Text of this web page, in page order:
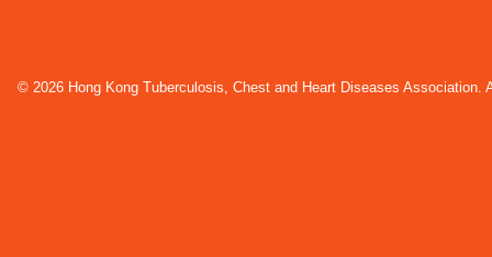
© 2026 Hong Kong Tuberculosis, Chest and Heart Diseases Association.